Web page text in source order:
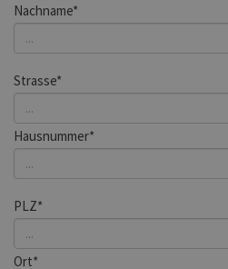
Nachname*
Strasse*
Hausnummer*
PLZ*
Ort*